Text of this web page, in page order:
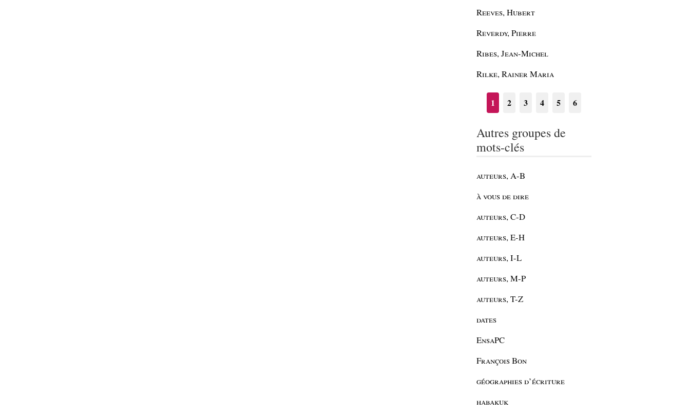
Reeves, Hubert
Reverdy, Pierre
Ribes, Jean-Michel
Rilke, Rainer Maria
1 2 3 4 5 6
Autres groupes de
mots-clés
auteurs, A-B
à vous de dire
auteurs, C-D
auteurs, E-H
auteurs, I-L
auteurs, M-P
auteurs, T-Z
dates
EnsaPC
François Bon
géographies d’écriture
habakuk